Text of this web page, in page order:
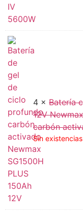
4 × Batería
12V
carbón
Sin existencias